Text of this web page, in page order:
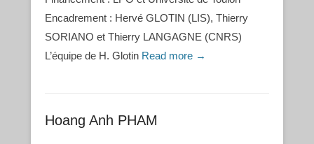
Encadrement : Hervé GLOTIN (LIS), Thierry
SORIANO et Thierry LANGAGNE (CNRS)
L’équipe de H. Glotin Read more →
Hoang Anh PHAM